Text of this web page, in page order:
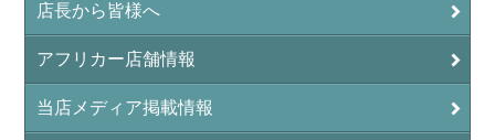
店長から皆様へ
アフリカー店舗情報
当店メディア掲載情報